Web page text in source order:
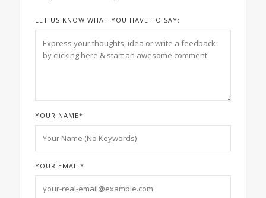
LET US KNOW WHAT YOU HAVE TO SAY:
YOUR NAME*
YOUR EMAIL *